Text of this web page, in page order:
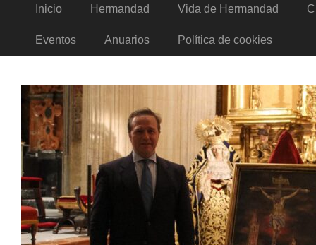
Inicio Hermandad Vida de Hermandad
Eventos Anuarios Política de cookies